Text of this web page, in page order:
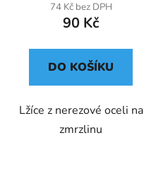
74 Kč bez DPH
90 Kč
DO KOŠÍKU
Lžíce z nerezové oceli na
zmrzlinu